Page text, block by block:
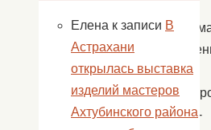
ХIV
конкурса-
Елена к записи В
Астрахани
открылась выставка
изделий мастеров
Ахтубинского района